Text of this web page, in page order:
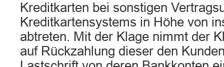
Kreditkarten bei sonstigen
Kreditkartensystems in Höhe von
abtreten. Mit der Klage nimmt der
auf Rückzahlung dieser den